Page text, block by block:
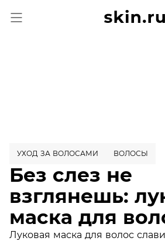
УХОД ЗА ВОЛОСАМИ ВОЛОСЫ
Без слез не
взглянешь:
маска для
Луковая маска для волос